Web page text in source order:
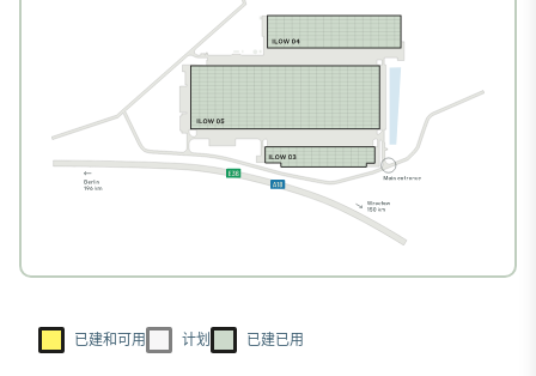
已建和可用 计划 已建已用